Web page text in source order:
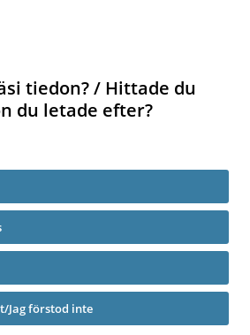
tiedon? / Hittade du
du letade efter?
Jag förstod inte